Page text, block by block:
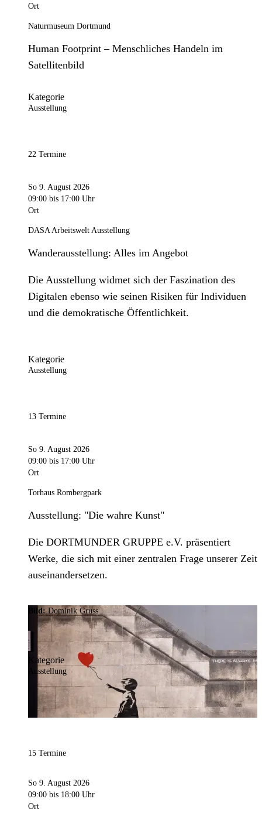
Ort
Naturmuseum Dortmund
Human Footprint – Menschliches Handeln im
Satellitenbild
Kategorie
Ausstellung
22 Termine
So 9. August 2026
09:00 bis 17:00 Uhr
Ort
DASA Arbeitswelt Ausstellung
Wanderausstellung: Alles im Angebot
Die Ausstellung widmet sich der Faszination des
Digitalen ebenso wie seinen Risiken für Individuen
und die demokratische Öffentlichkeit.
Kategorie
Ausstellung
13 Termine
So 9. August 2026
09:00 bis 17:00 Uhr
Ort
Torhaus Rombergpark
Ausstellung: "Die wahre Kunst"
Die DORTMUNDER GRUPPE e.V. präsentiert
Werke, die sich mit einer zentralen Frage unserer Zeit
auseinandersetzen.
Bild:Dominik Gruss
Kategorie
Ausstellung
15 Termine
So 9. August 2026
09:00 bis 18:00 Uhr
Ort